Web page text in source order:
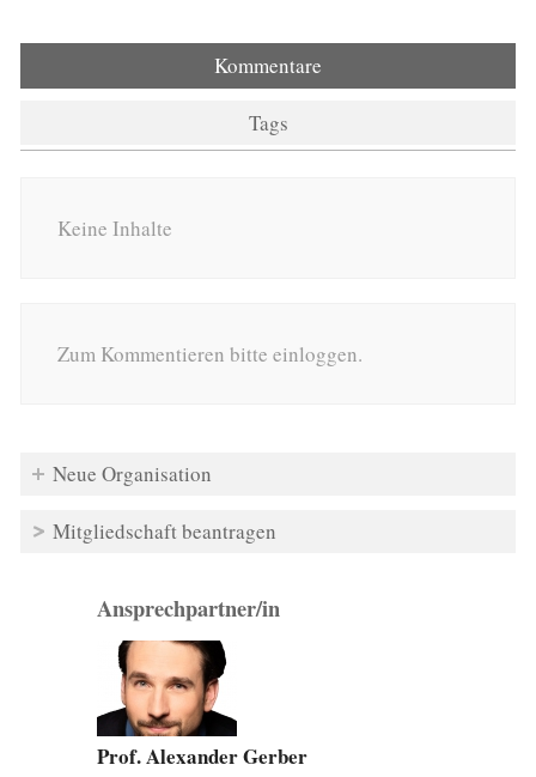
Kommentare
Tags
Keine Inhalte
Zum Kommentieren bitte einloggen.
Neue Organisation
Mitgliedschaft beantragen
Ansprechpartner/in
Prof. Alexander Gerber